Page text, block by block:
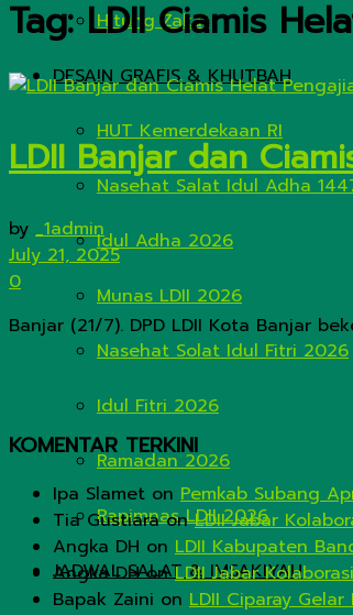
Hitung Zakat
DESAIN GRAFIS & KHUTBAH
HUT Kemerdekaan RI
Nasehat Salat Idul Adha
Idul Adha 2026
Munas LDII 2026
Nasehat Solat Idul Fitri 2026
Idul Fitri 2026
Ramadan 2026
Rapimnas LDII 2026
JADWAL SALAT & IMSAKIYAH
Tag:LDII Ciamis
LDII Banjar dan
by _1admin
July 21, 2025
0
Banjar (21/7). DPD LDII Kota Banjar
KOMENTAR TERKINI
Ipa Slamet on Pemkab Subang
Tia GustiaraonLDII Jabar
Angka DH on LDII Kabupaten
Angka DHonLDII Jabar
Bapak Zaini on LDII Ciparay